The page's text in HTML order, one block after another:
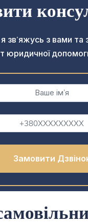
зв’яжусь з вами
юридичної допомоги